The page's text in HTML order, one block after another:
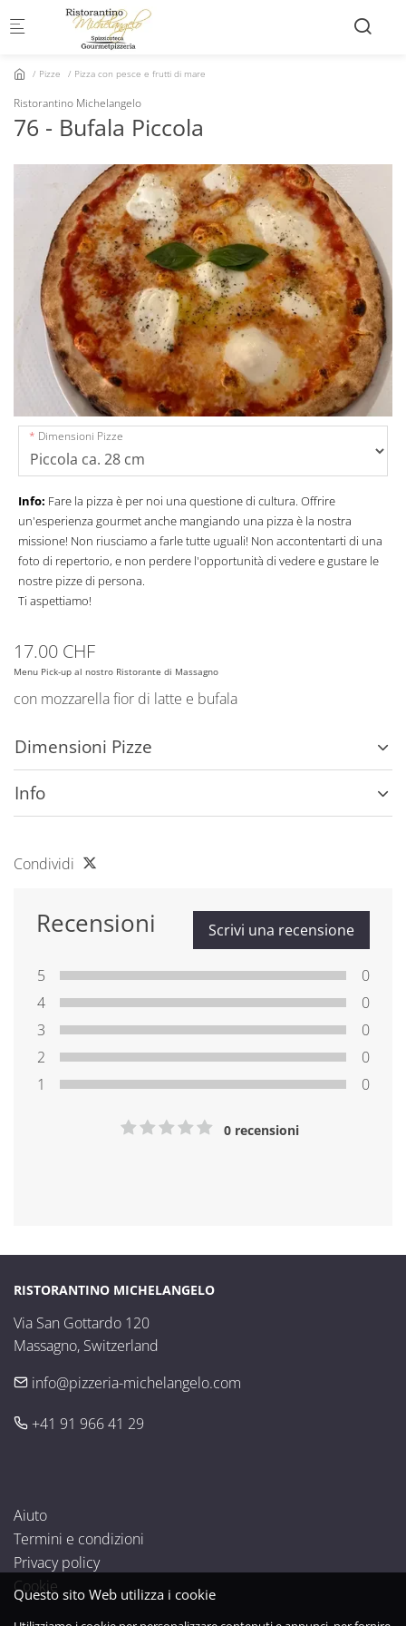
Skip to main content
Pizze Pizza con pesce e frutti di mare
Ristorantino Michelangelo
76 - Bufala Piccola
Dimensioni Pizze
Info: Fare la pizza è per noi una questione di cultura. Offrire
un'esperienza gourmet anche mangiando una pizza è la nostra
missione! Non riusciamo a farle tutte uguali! Non accontentarti di una
foto di repertorio, e non perdere l'opportunità di vedere e gustare le
nostre pizze di persona.
Ti aspettiamo!
17.00 CHF
Menu Pick-up al nostro Ristorante di Massagno
con mozzarella fior di latte e bufala
Dimensioni Pizze
Info
Condividi
Recensioni Scrivi una recensione
5
0
4
0
3
0
2
0
1
0
0 recensioni
RISTORANTINO MICHELANGELO
Via San Gottardo 120
Massagno, Switzerland
info@pizzeria-michelangelo.com
+41 91 966 41 29
Aiuto
Termini e condizioni
Privacy policy
Cookie
Questo sito Web utilizza i cookie